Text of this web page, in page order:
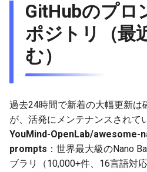
2025-11-19
2025-11-18
2025-11-17
2025-11-15
2025-11-14
GitHubのプロ
ポジトリ（最
む）
過去24時間で新着の大幅更新は
が、活発にメンテナンスされて
YouMind-OpenLab/awesome-
prompts ：世界最大級のNano
ブラリ（10,000+件、16言語対